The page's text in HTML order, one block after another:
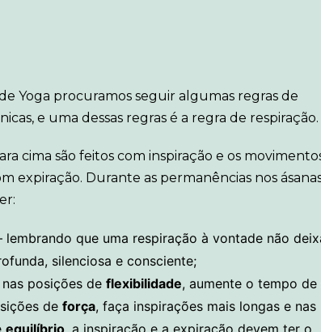
Yoga procuramos seguir algumas regras de
e uma dessas regras é a regra de respiração.
cima são feitos com inspiração e os
expiração. Durante as permanências nos
lembrando que uma respiração à vontade não
silenciosa e consciente;
nas posições deflexibilidade, aumente o tempo
deforça, faça inspirações mais longas e nas